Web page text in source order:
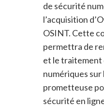
de sécurité
l’acquisition
OSINT. Cette
permettra de
et le traitement
numériques sur
prometteuse
sécurité en